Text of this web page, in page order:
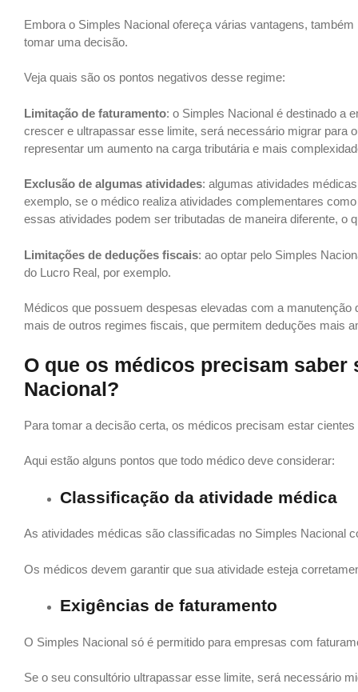
Embora o Simples Nacional ofereça várias vantagens,
tomar uma decisão.
Veja quais são os pontos negativos desse regime:
Limitação de faturamento: o Simples Nacional é destinado a
crescer e ultrapassar esse limite, será necessário migrar para
representar um aumento na carga tributária e mais
Exclusão de algumas atividades: algumas atividades
exemplo, se o médico realiza atividades complementares
essas atividades podem ser tributadas de maneira diferente, o
Limitações de deduções fiscais: ao optar pelo Simples
do Lucro Real, por exemplo.
Médicos que possuem despesas elevadas com a
mais de outros regimes fiscais, que permitem deduções mais
O que os médicos precisam
Nacional?
Para tomar a decisão certa, os médicos precisam estar
Aqui estão alguns pontos que todo médico deve considerar:
Classificação da atividade médica
As atividades médicas são classificadas no Simples Nacional
Os médicos devem garantir que sua atividade esteja
Exigências de faturamento
O Simples Nacional só é permitido para empresas com
Se o seu consultório ultrapassar esse limite, será necessário